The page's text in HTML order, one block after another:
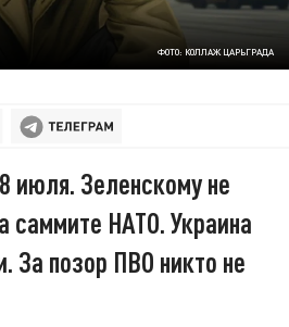
ФОТО: КОЛЛАЖ ЦАРЬГРАДА
июля. Зеленскому не
саммите НАТО. Украина
За позор ПВО никто не